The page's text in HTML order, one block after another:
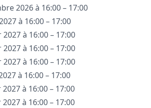
2026 à 16:00 – 17:00
à 16:00 – 17:00
à 16:00 – 17:00
à 16:00 – 17:00
à 16:00 – 17:00
à 16:00 – 17:00
à 16:00 – 17:00
à 16:00 – 17:00